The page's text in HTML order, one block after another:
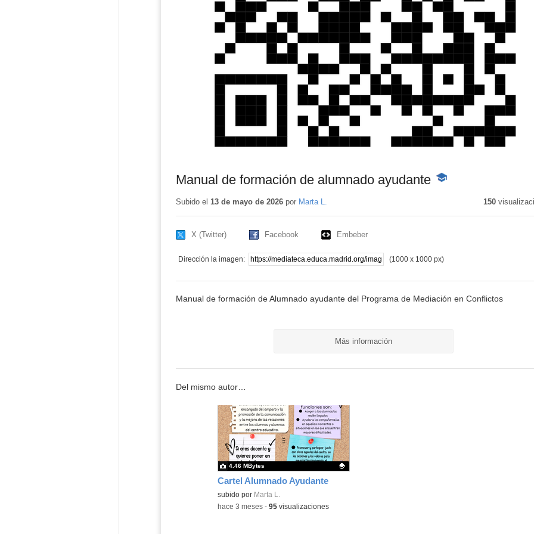
Manual de formación de alumnado ayudante -
Subido el 13 de mayo de 2026por Marta L. 150
X (Twitter) Facebook Embeber
Dirección la imagen: (1000 x 1000 px)
Manual de formación de Alumnado ayudante del Programa de Mediación en Conflictos
Más información
Del mismo autor…
Cartel Alumnado Ayudante
Contenido educativo.
subido por Marta L.
4.46 MBytes
-hace 3 meses- 95visualizaciones